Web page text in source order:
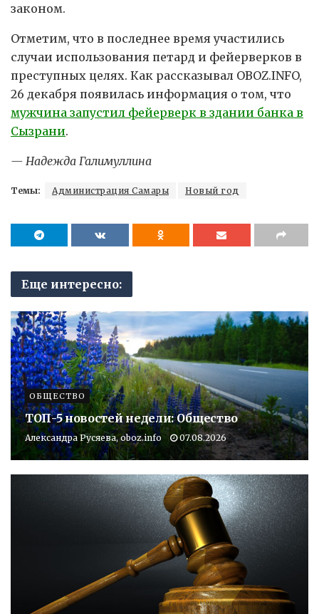
законом.
Отметим, что в последнее время участились
случаи использования петард и фейерверков в
преступных целях. Как рассказывал OBOZ.INFO,
26 декабря появилась информация о том, что
мужчина запустил фейерверк в здании банка в
Сызрани.
— Надежда Галимуллина
Темы: Администрация Самары Новый год
Еще интересно:
ОБЩЕСТВО
ТОП-5 новостей недели: Общество
Александра Русяева, oboz.info 07.08.2026